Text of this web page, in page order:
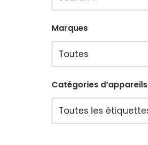
Marques
Catégories d’appareils